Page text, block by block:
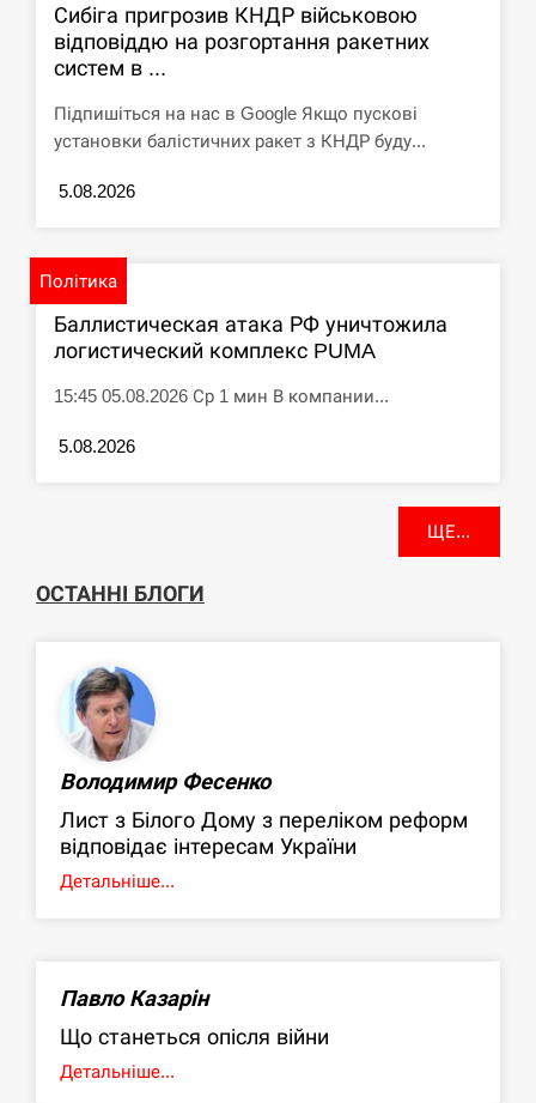
Сибіга пригрозив КНДР військовою
відповіддю на розгортання ракетних
систем в ...
Підпишіться на нас в Google Якщо пускові
установки балістичних ракет з КНДР буду...
5.08.2026
Політика
Баллистическая атака РФ уничтожила
логистический комплекс PUMA
15:45 05.08.2026 Ср 1 мин В компании...
5.08.2026
ЩЕ...
ОСТАННІ БЛОГИ
Володимир Фесенко
Лист з Білого Дому з переліком реформ
відповідає інтересам України
Детальніше...
Павло Казарін
Що станеться опісля війни
Детальніше...